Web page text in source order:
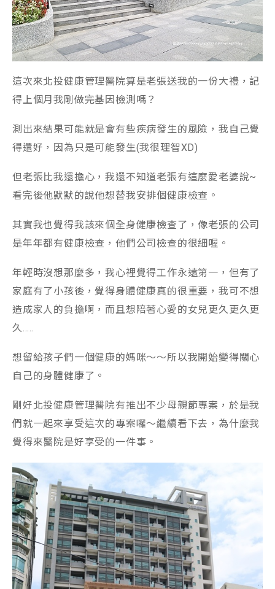
這次來北投健康管理醫院算是老張送我的一份大禮，記
得上個月我剛做完基因檢測嗎？
測出來結果可能就是會有些疾病發生的風險，我自己覺
得還好，因為只是可能發生(我很理智XD)
但老張比我還擔心，我還不知道老張有這麼愛老婆說~
看完後他默默的說他想替我安排個健康檢查。
其實我也覺得我該來個全身健康檢查了，像老張的公司
是年年都有健康檢查，他們公司檢查的很細喔。
年輕時沒想那麼多，我心裡覺得工作永遠第一，但有了
家庭有了小孩後，覺得身體健康真的很重要，我可不想
造成家人的負擔啊，而且想陪著心愛的女兒更久更久更
久…..
想留給孩子們一個健康的媽咪～～所以我開始變得關心
自己的身體健康了。
剛好北投健康管理醫院有推出不少母親節專案，於是我
們就一起來享受這次的專案囉～繼續看下去，為什麼我
覺得來醫院是好享受的一件事。